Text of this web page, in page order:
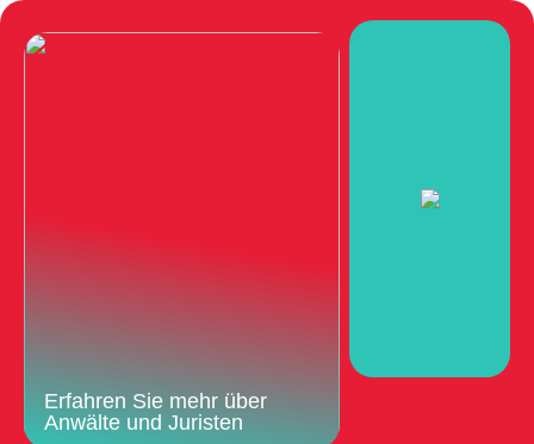
Erfahren Sie mehr über
Anwälte und Juristen